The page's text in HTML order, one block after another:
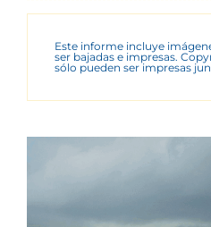
Este informe incluye
ser bajadas e impresas.
sólo pueden ser impresas